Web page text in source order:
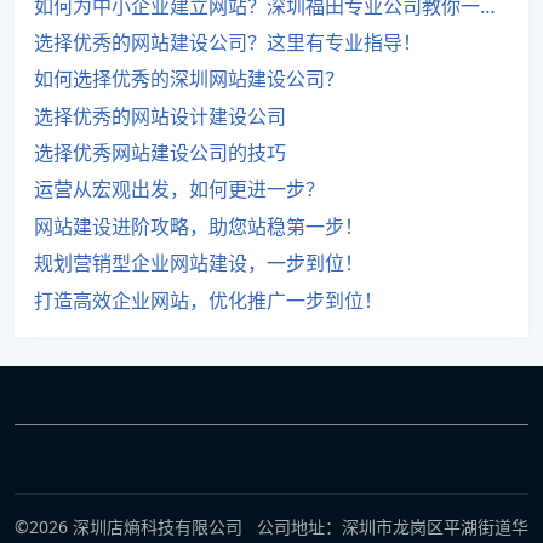
如何为中小企业建立网站？深圳福田专业公司教你一步步。
选择优秀的网站建设公司？这里有专业指导！
如何选择优秀的深圳网站建设公司？
选择优秀的网站设计建设公司
选择优秀网站建设公司的技巧
运营从宏观出发，如何更进一步？
网站建设进阶攻略，助您站稳第一步！
规划营销型企业网站建设，一步到位！
打造高效企业网站，优化推广一步到位！
©2026 深圳店熵科技有限公司 公司地址：深圳市龙岗区平湖街道华